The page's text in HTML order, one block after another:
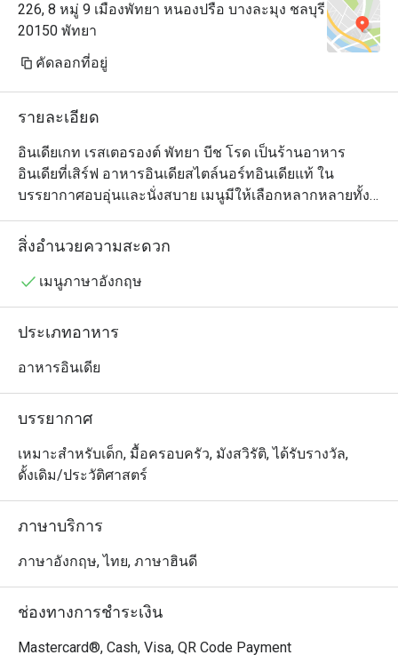
226, 8 หมู่ 9 เมืองพัทยา หนองปรือ บางละมุง ชลบุรี
20150 พัทยา
คัดลอกที่อยู่
รายละเอียด
อินเดียเกท เรสเตอรองต์ พัทยา บีช โรด เป็นร้านอาหาร
อินเดียที่เสิร์ฟ อาหารอินเดียสไตล์นอร์ทอินเดียแท้ ใน
บรรยากาศอบอุ่นและนั่งสบาย เมนูมีให้เลือกหลากหลายทั้ง
อาหารมังสวิรัติและไม่มังสวิรัติ  ตั้งอยู่บนถนนเลียบชายหาด
พัทยา เหมาะสำหรับทั้งคนท้องถิ่นและนักท่องเที่ยวที่มองหา
เป็นกันเอง
สิ่งอำนวยความสะดวก
เมนูภาษาอังกฤษ
ประเภทอาหาร
อาหารอินเดีย
บรรยากาศ
เหมาะสำหรับเด็ก, มื้อครอบครัว, มังสวิรัติ, ได้รับรางวัล,
ดั้งเดิม/ประวัติศาสตร์
ภาษาบริการ
ภาษาอังกฤษ, ไทย, ภาษาฮินดี
ช่องทางการชำระเงิน
Mastercard®, Cash, Visa, QR Code Payment